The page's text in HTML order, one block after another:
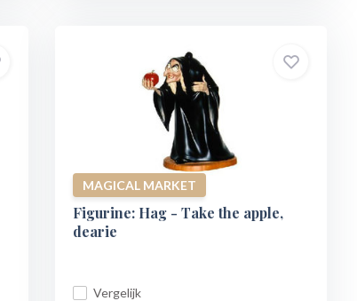
MAGICAL MARKET
Figurine: Hag - Take the apple,
dearie
Vergelijk